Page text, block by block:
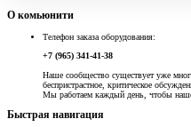
О комьюнити
Телефон заказа оборудования:
+7 (965) 341-41-38
Наше сообщество существует уже
беспристрастное, критическое
Мы работаем каждый день, чтобы
Быстрая навигация